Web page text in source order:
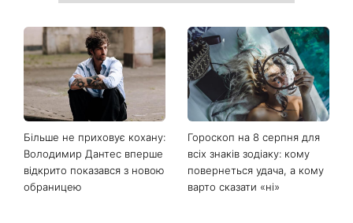
Коли немає кондиціонера:
3 прості способи
охолодити квартиру в
спеку
Погода різко зміниться на
вихідних: у яких областях
України вдарять зливи з
градом